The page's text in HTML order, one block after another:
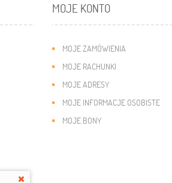
MOJE KONTO
MOJE ZAMÓWIENIA
MOJE RACHUNKI
MOJE ADRESY
MOJE INFORMACJE OSOBISTE
MOJE BONY